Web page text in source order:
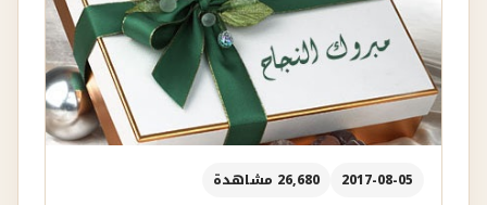
2017-08-05 26,680 مشاهدة